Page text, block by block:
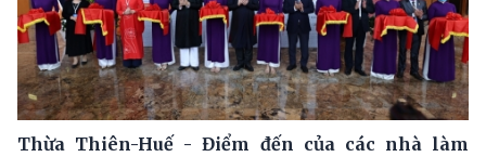
Thừa Thiên-Huế - Điểm đến của các nhà làm